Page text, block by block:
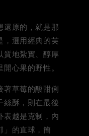
還原的，就是那
，選用經典的芙
質地紮實、醇厚
心果的野性。
著草莓的酸甜俐
絲酥，則在最後
表越是克制，內
」的直球，簡